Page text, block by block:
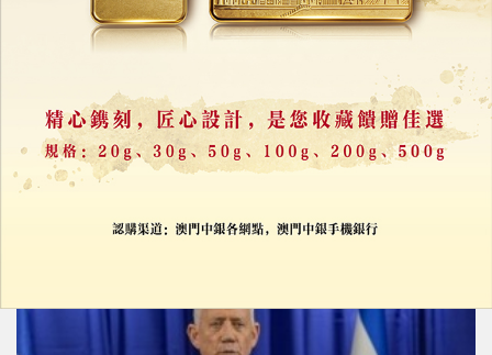
更強變異毒株可能出現
09/08/2024 66261